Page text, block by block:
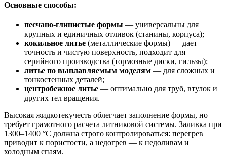
Основные способы:
песчано-глинистые формы — универсальны для
крупных и единичных отливок (станины, корпуса);
кокильное литье (металлические формы) — дает
точность и чистую поверхность, подходит для
серийного производства (тормозные диски, гильзы);
литье по выплавляемым моделям — для сложных и
тонкостенных деталей;
центробежное литье — оптимально для труб, втулок и
других тел вращения.
Высокая жидкотекучесть облегчает заполнение формы, но
требует грамотного расчета литниковой системы. Заливка при
1300–1400 °C должна строго контролироваться: перегрев
приводит к пористости, а недогрев — к недоливам и
холодным спаям.